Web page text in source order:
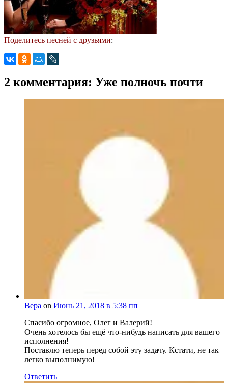
Поделитесь песней с друзьями:
2 комментария: Уже полночь почти
Вера on Июнь 21, 2018 в 5:38 пп
Спасибо огромное, Олег и Валерий!
Очень хотелось бы ещё что-нибудь написать для вашего
исполнения!
Поставлю теперь перед собой эту задачу. Кстати, не так
легко выполнимую!
Ответить